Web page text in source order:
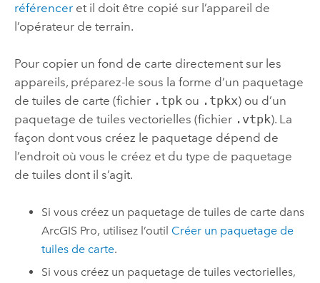
référenceret il doit être copié sur l’appareil de
l’opérateur de terrain.
Pour copier un fond de carte directement sur les
appareils, préparez-le sous la forme d’un paquetage
de tuiles de carte (fichier .tpkou .tpkx) ou d’un
paquetage de tuiles vectorielles (fichier .vtpk). La
façon dont vous créez le paquetage dépend de
l’endroit où vous le créez et du type de paquetage
de tuiles dont il s’agit.
Si vous créez un paquetage de tuiles de carte dans
ArcGIS Pro, utilisez l’outil Créer un paquetage de
tuiles de carte.
Si vous créez un paquetage de tuiles vectorielles,